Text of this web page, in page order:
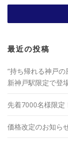
最近の投稿
“持ち帰れる神戸
新神戸駅限定で登
先着7000名様限定
価格改定のお知ら